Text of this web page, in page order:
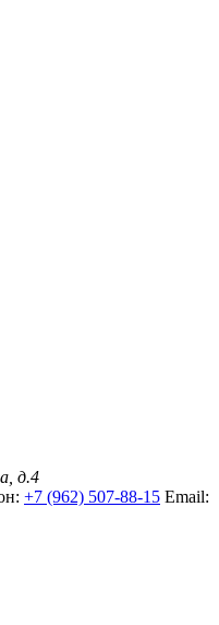
д.4
+7 (962) 507-88-15 Email: